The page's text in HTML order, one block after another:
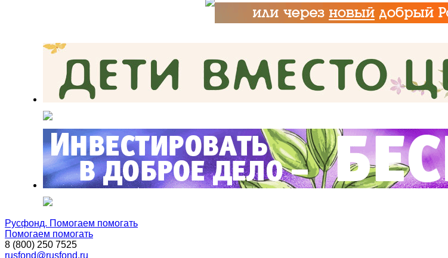
Русфонд. Помогаем помогать
Помогаем помогать
8 (800) 250 7525
rusfond@rusfond.ru